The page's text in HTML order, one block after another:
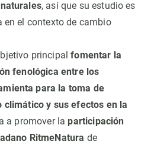
, así que su estudio es
el contexto de cambio
principalfomentar la
fenológica entre los
para la toma de
climático y sus efectos en la
a promover la participación
RitmeNatura de